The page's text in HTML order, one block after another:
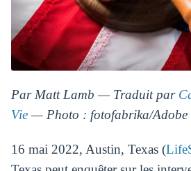
Par Matt Lamb — Traduit par
Vie— Photo : fotofabrika/Adobe
16 mai 2022, Austin, Texas (